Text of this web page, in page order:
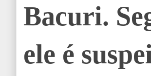
Bacuri.
ele é